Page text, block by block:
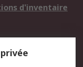
d'inventaire